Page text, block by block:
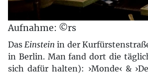
Aufnahme: ©rs
Das Einstein in der
in Berlin. Man fand dort die
sich dafür halten): ›Monde‹ &